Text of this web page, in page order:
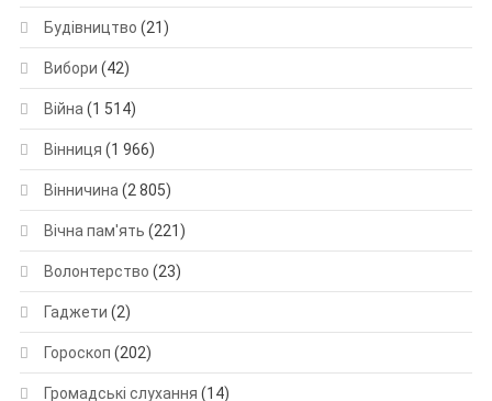
Будівництво (21)
Вибори (42)
Війна (1 514)
Вінниця (1 966)
Вінничина (2 805)
Вічна пам'ять (221)
Волонтерство (23)
Гаджети (2)
Гороскоп (202)
Громадські слухання (14)